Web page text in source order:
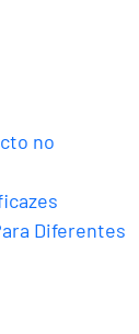
no
Diferentes